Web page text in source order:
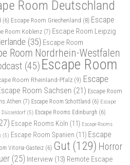
Room Deutschland
(6) Escape Room Griechenland (8) Escape
Room Koblenz (7) Escape Room Leipzig
(35) Escape Room
Room Nordrhein-Westfalen
(45) Escape Room
Room Rheinland-Pfalz (9) Escape
Room Sachsen (21) Escape Room
Athen (7) Escape Room Schottland (6) Escape
Düsseldorf (5) Escape Rooms Edinburgh (6)
Escape Rooms Köln (11) Escape Rooms
(5) Escape Room Spanien (11) Escape
Vitoria-Gasteiz (6) Gut (129) Horror
(25) Interview (13) Remote Escape